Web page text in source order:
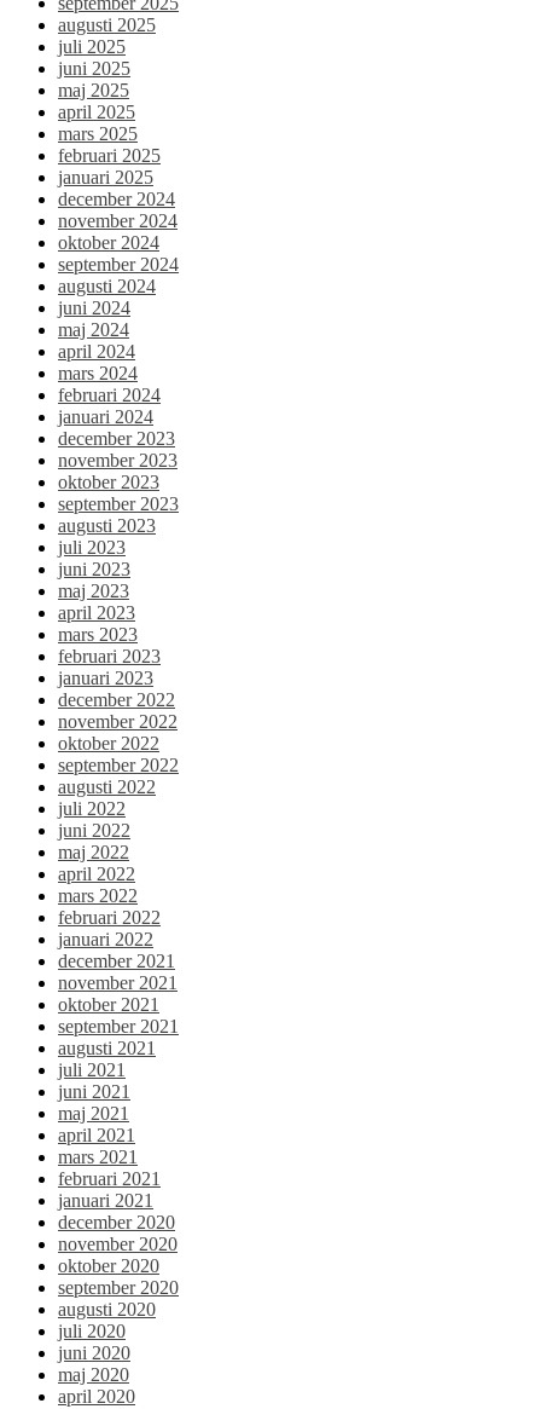
augusti 2025
juli 2025
juni 2025
maj 2025
april 2025
mars 2025
februari 2025
januari 2025
december 2024
november 2024
oktober 2024
september 2024
augusti 2024
juni 2024
maj 2024
april 2024
mars 2024
februari 2024
januari 2024
december 2023
november 2023
oktober 2023
september 2023
augusti 2023
juli 2023
juni 2023
maj 2023
april 2023
mars 2023
februari 2023
januari 2023
december 2022
november 2022
oktober 2022
september 2022
augusti 2022
juli 2022
juni 2022
maj 2022
april 2022
mars 2022
februari 2022
januari 2022
december 2021
november 2021
oktober 2021
september 2021
augusti 2021
juli 2021
juni 2021
maj 2021
april 2021
mars 2021
februari 2021
januari 2021
december 2020
november 2020
oktober 2020
september 2020
augusti 2020
juli 2020
juni 2020
maj 2020
april 2020